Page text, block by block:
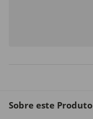
Sobre este Produto